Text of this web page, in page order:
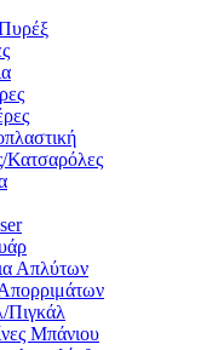
Κατσαρόλες
Απλύτων
Πιγκάλ
Μπάνιου